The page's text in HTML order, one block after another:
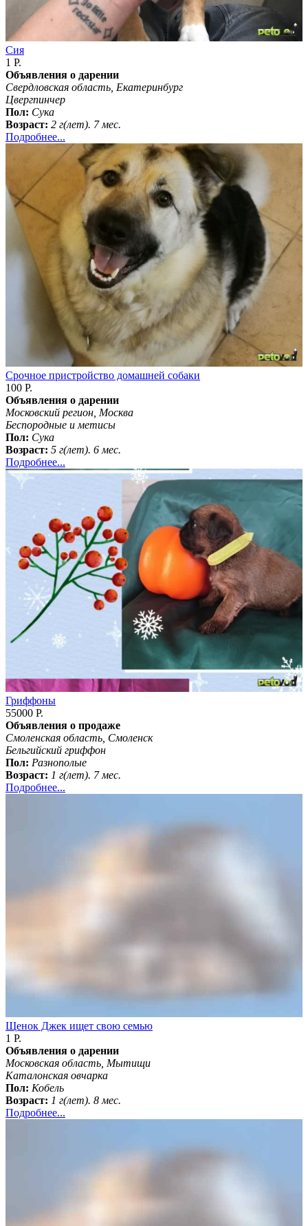
Сия
1 Р.
Объявления о дарении
Свердловская область, Екатеринбург
Цвергпинчер
Пол: Сука
Возраст: 2 г(лет). 7 мес.
Подробнее...
Срочное пристройство домашней собаки
100 Р.
Объявления о дарении
Московский регион, Москва
Бeспородные и метисы
Пол: Сука
Возраст: 5 г(лет). 6 мес.
Подробнее...
Гриффоны
55000 Р.
Объявления о продаже
Смоленская область, Смоленск
Бельгийский гриффон
Пол: Разнополые
Возраст: 1 г(лет). 7 мес.
Подробнее...
Щенок Джек ищет свою семью
1 Р.
Объявления о дарении
Московская область, Мытищи
Каталонская овчарка
Пол: Кобель
Возраст: 1 г(лет). 8 мес.
Подробнее...